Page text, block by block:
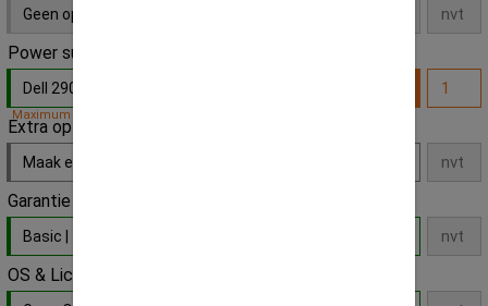
Geen opties
Power supply unit
Dell 290W PSU
Maximum capiciteit bereikt!
Extra optie
Maak een keuze
Garantie
Basic | 12 Maanden Parts Replacement
OS & Licenties